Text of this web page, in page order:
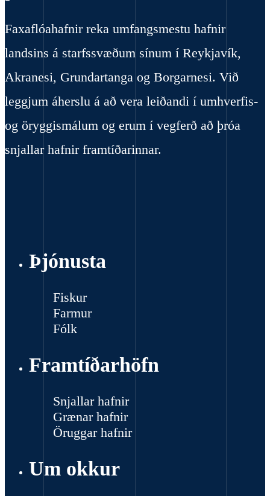
Faxaflóahafnir reka umfangsmestu hafnir
landsins á starfssvæðum sínum í Reykjavík,
Akranesi, Grundartanga og Borgarnesi. Við
leggjum áherslu á að vera leiðandi í umhverfis-
og öryggismálum og erum í vegferð að þróa
snjallar hafnir framtíðarinnar.
Þjónusta
Fiskur
Farmur
Fólk
Framtíðarhöfn
Snjallar hafnir
Grænar hafnir
Öruggar hafnir
Um okkur